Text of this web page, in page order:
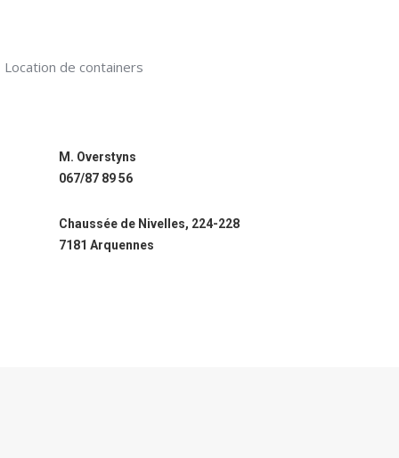
Location de containers
M. Overstyns
067/87 89 56
Chaussée de Nivelles, 224-228
7181 Arquennes